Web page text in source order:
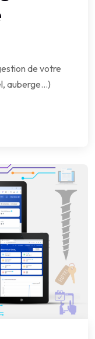
de votre
auberge…)